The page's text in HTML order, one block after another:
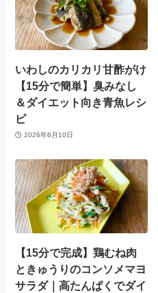
いわしのカリカリ甘酢がけ
【15分で簡単】臭みなし
＆ダイエット向き青魚レシ
ピ
2026年6月10日
【15分で完成】鶏むね肉
ときゅうりのコンソメマヨ
サラダ｜高たんぱくでダイ